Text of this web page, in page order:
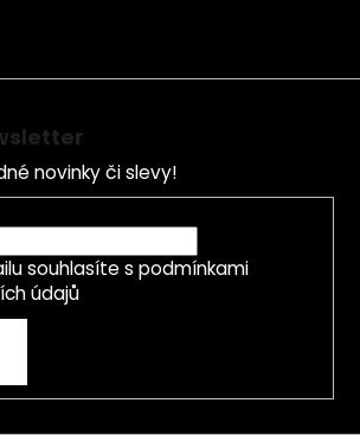
novinky či slevy!
souhlasíte s podmínkami
údajů